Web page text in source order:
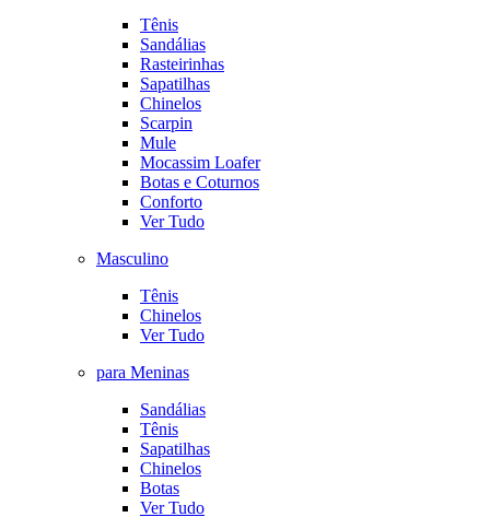
Tênis
Sandálias
Rasteirinhas
Sapatilhas
Chinelos
Scarpin
Mule
Mocassim Loafer
Botas e Coturnos
Conforto
Ver Tudo
Masculino
Tênis
Chinelos
Ver Tudo
para Meninas
Sandálias
Tênis
Sapatilhas
Chinelos
Botas
Ver Tudo